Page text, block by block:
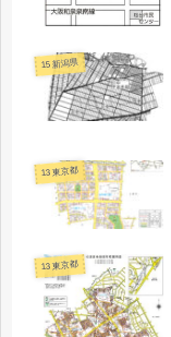
15 新潟県
13 東京都
13 東京都